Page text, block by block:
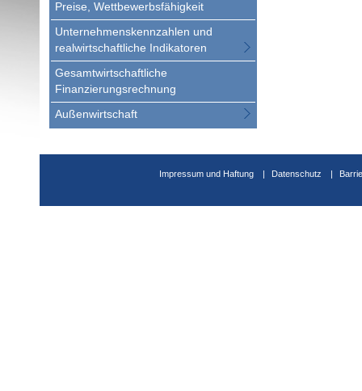
Preise, Wettbewerbsfähigkeit
Unternehmenskennzahlen und
realwirtschaftliche Indikatoren
Gesamtwirtschaftliche
Finanzierungsrechnung
Außenwirtschaft
Impressum und Haftung Datenschutz